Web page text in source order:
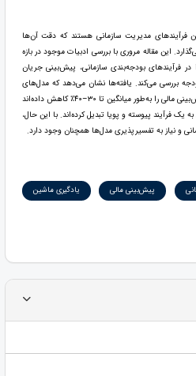
فرآیندهای مدیریت سازمانی هستند که دقت آن‌ها
این مقاله مروری با بررسی ادبیات موجود در بازه
را در فرآیندهای بودجه‌بندی سازمانی، پیش‌بینی جریان
بررسی می‌کند. یافته‌ها نشان می‌دهد که مدل‌های
یادگیری ماشین و یادگیری عمیق خطای پیش‌بینی مالی را به‌طور میانگین تا ۳۰–۴۰٪ کاهش داده‌اند
یک فرآیند پیوسته و پویا تبدیل کرده‌اند. با این حال،
و نیاز به تفسیرپذیری مدل‌ها همچنان وجود دارد.
پیش‌بینی مالی
یادگیری ماشین